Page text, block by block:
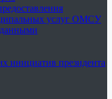
услуг ОМСУ
инициатив президента